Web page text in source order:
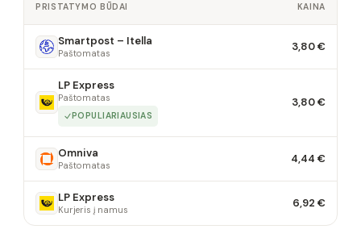
PRISTATYMO BŪDAI KAINA
Smartpost – Itella
Paštomatas 3,80 €
LP Express
Paštomatas
POPULIARIAUSIAS
3,80 €
Omniva
Paštomatas 4,44 €
LP Express
Kurjeris į namus 6,92 €